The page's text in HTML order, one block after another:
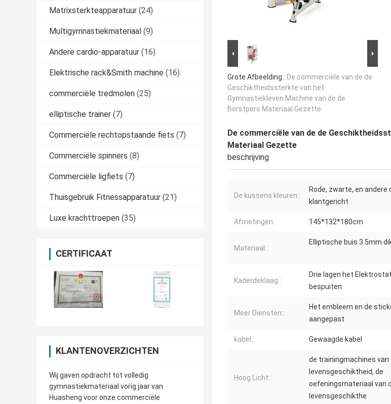
Matrixsterkteapparatuur (24)
Multigymnastiekmateriaal (9)
Andere cardio-apparatuur (16)
Elektrische rack&Smith machine (16)
commerciële tredmolen (25)
elliptische trainer (7)
Commerciële rechtopstaande fiets (7)
Commerciële spinners (8)
Commerciële ligfiets (7)
Thuisgebruik Fitnessapparatuur (21)
Luxe krachttroepen (35)
CERTIFICAAT
KLANTENOVERZICHTEN
Wij gaven opdracht tot volledig
gymnastiekmateriaal vorig jaar van
Huasheng voor onze commerciële
Grote Afbeelding : De commerciële van de de
Geschiktheidssterkte van het
Gymnastiekleven Machine van de de
Borstpers Materiaal Gezette
De commerciële van de de
Materiaal Gezette
beschrijving
De kussens kleuren::
Rode, zwarte, en andere
klantgericht
Afmetingen: 145*132*180cm
Materiaal::
Elliptische buis 3.5mm
Kaderdeklaag::
Drie lagen het
bespuiten
Meer Diensten::
Het embleem en de
aangepast
kabel:: Gewaagde kabel
Hoog Licht::
de trainingmachines van
levensgeschiktheid, de
oefeningsmateriaal van
levensgeschikthe